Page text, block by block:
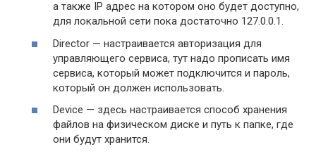
а также IP адрес на котором оно будет доступно,
для локальной сети пока достаточно 127.0.0.1.
Director — настраивается авторизация для
управляющего сервиса, тут надо прописать имя
сервиса, который может подключится и пароль,
который он должен использовать.
Device — здесь настраивается способ хранения
файлов на физическом диске и путь к папке, где
они будут хранится.